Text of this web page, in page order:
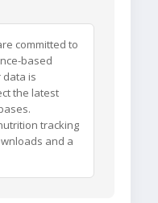
committed to
based
is
the latest
tracking
and a